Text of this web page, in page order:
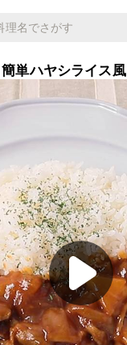
単ハヤシライス風